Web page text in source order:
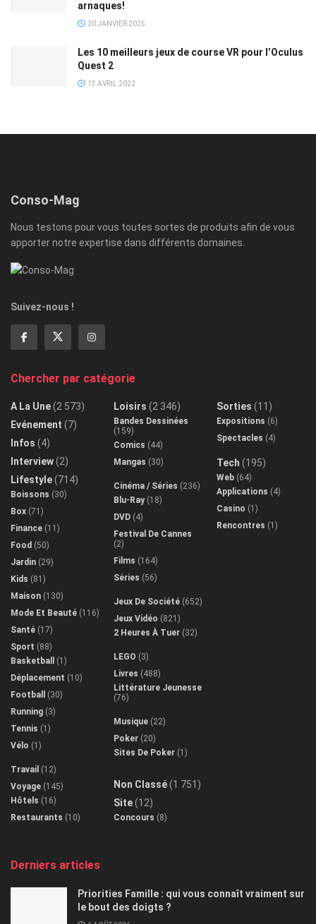
arnaques!
20 JANVIER 2025
Les 10 meilleurs jeux de course VR pour l’Oculus
Quest 2
13 AVRIL 2022
Conso-Mag
Nous testons pour vous toutes sortes de produits afin de vous
apporter notre expertise dans différents domaines.
Suivez-nous !
Chercher par catégorie
A La Une(2 573)
Evénement (7)
Infos (4)
Interview(2)
Lifestyle(714)
Boissons (30)
Box (71)
Finance (11)
Food (50)
Jardin (29)
Kids (81)
Maison (130)
Mode Et Beauté (116)
Santé (17)
Sport (88)
Basketball
(1)
Déplacement (10)
Football
(30)
Running (3)
Tennis (1)
Vélo (1)
Travail (12)
Voyage (145)
Hôtels (16)
Restaurants (10)
Loisirs (2 346)
Bandes Dessinées
(159)
Comics (44)
Mangas (30)
Cinéma / Séries (236)
Blu-Ray(18)
DVD (4)
Festival De Cannes
(2)
Films (164)
Séries (56)
Jeux De Société (652)
Jeux Vidéo (821)
2 Heures À Tuer (32)
LEGO (3)
Livres (488)
Littérature Jeunesse
(76)
Musique (22)
Poker (20)
Sites De Poker (1)
Non Classé(1 751)
Site(12)
Concours (8)
Sorties (11)
Expositions (6)
Spectacles (4)
Tech (195)
Web (64)
Applications (4)
Casino (1)
Rencontres (1)
Derniers articles
Priorities Famille : qui vous connaît vraiment sur
le bout des doigts ?